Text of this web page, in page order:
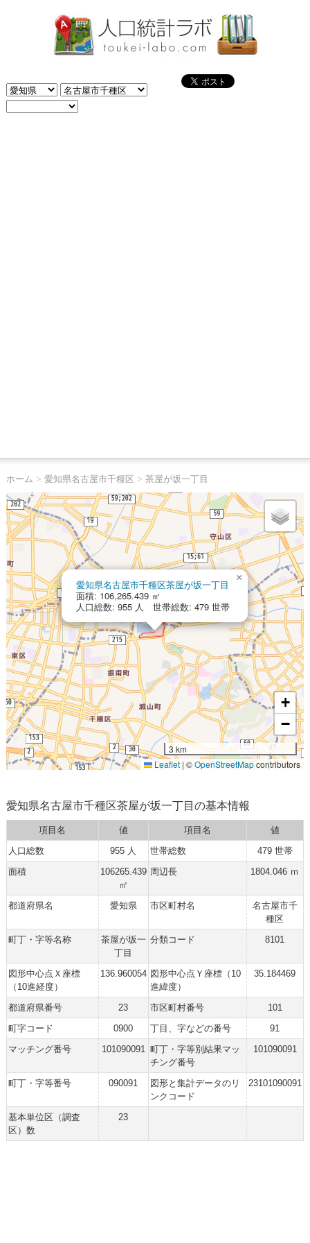
ホーム > 愛知県名古屋市千種区 > 茶屋が坂一丁目
愛知県名古屋市千種区茶屋が坂一丁目
面積: 106,265.439 ㎡
人口総数: 955 人 世帯総数: 479 世帯
×
+
−
3 km
Leaflet | ©OpenStreetMapcontributors
愛知県名古屋市千種区茶屋が坂一丁目の基本情報
項目名 値 項目名
値
人口総数
955 人 世帯総数
479 世帯
面積
106265.439
㎡
周辺長 1804.046 ｍ
都道府県名 愛知県 市区町村名
名古屋市千
種区
町丁・字等名称
茶屋が坂一
丁目
分類コード 8101
図形中心点Ｘ座標
（10進経度）
136.960054 図形中心点Ｙ座標（10
進緯度）
35.184469
都道府県番号 23 市区町村番号
101
町字コード
0900 丁目、字などの番号
91
マッチング番号
101090091 町丁・字等別結果マッ
チング番号
101090091
町丁・字等番号 090091
図形と集計データのリ
ンクコード
23101090091
基本単位区（調査
区）数
23